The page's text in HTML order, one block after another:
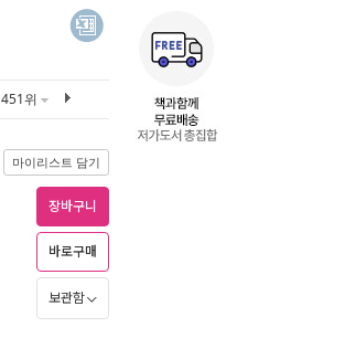
451위
마이리스트 담기
장바구니
바로구매
보관함